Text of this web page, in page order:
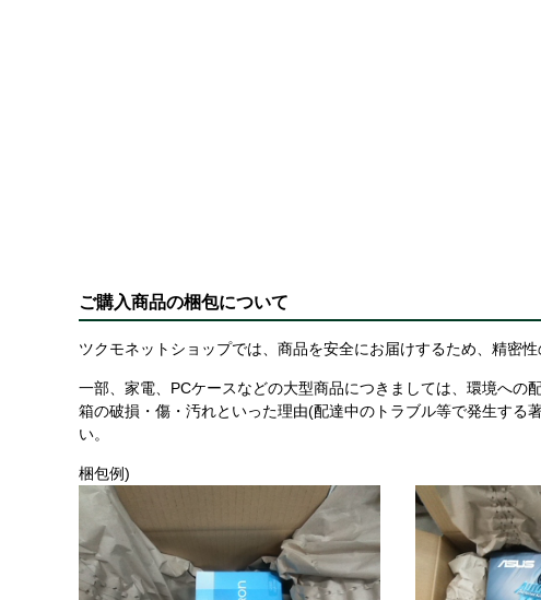
ご購入商品の梱包について
ツクモネットショップでは、商品を安全にお届けするため、精密
一部、家電、PCケースなどの大型商品につきましては、環境へ
箱の破損・傷・汚れといった理由(配達中のトラブル等で発生する
い。
梱包例)